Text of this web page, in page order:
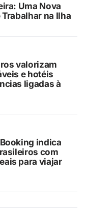
Uma Nova
na Ilha
valorizam
e hotéis
ligadas à
indica
com
para viajar